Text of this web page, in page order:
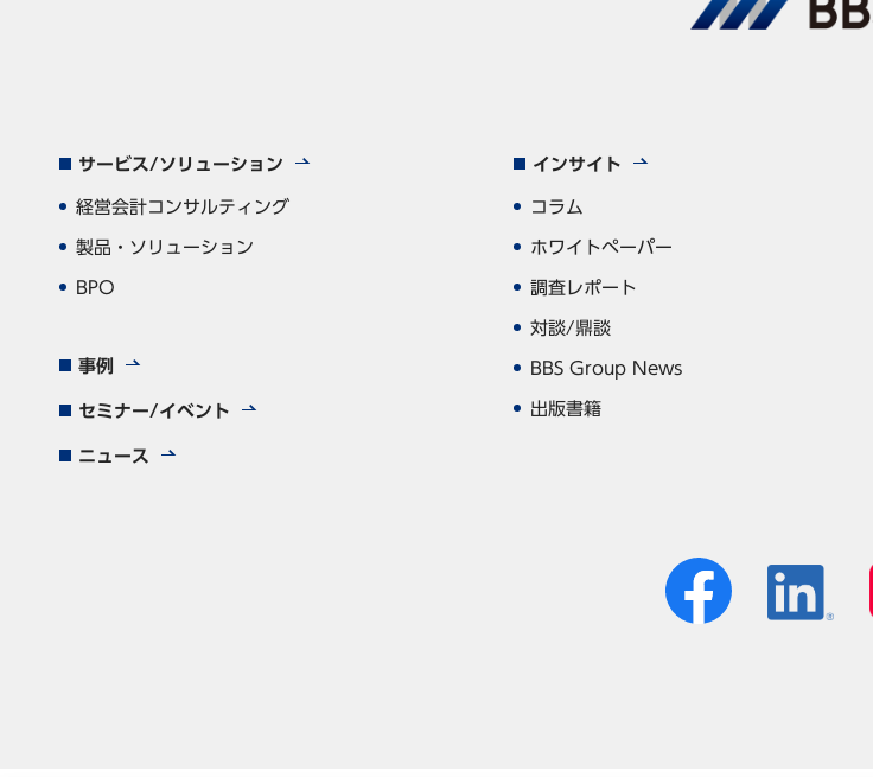
サービス/ソリューション
経営会計コンサルティング
製品・ソリューション
BPO
事例
セミナー/イベント
ニュース
インサイト
コラム
ホワイトペーパー
調査レポート
対談/鼎談
BBS Group News
出版書籍